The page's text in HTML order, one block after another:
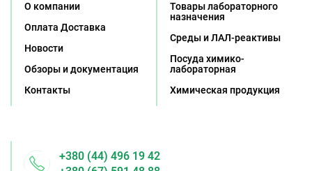
О компании
Оплата Доставка
Новости
Обзоры и документация
Контакты
Товары лабораторного
назначения
Среды и ЛАЛ-реактивы
Посуда химико-
лабораторная
Химическая продукция
+380 (44) 496 19 42